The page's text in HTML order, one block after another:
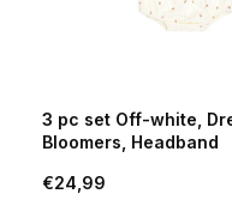
3 pc set Off-white,
Bloomers, Headband
€24,99